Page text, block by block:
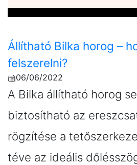
Állítható Bilka horog –
felszerelni?
06/06/2022
A Bilka állítható horog
biztosítható az
rögzítése a
téve az ideális